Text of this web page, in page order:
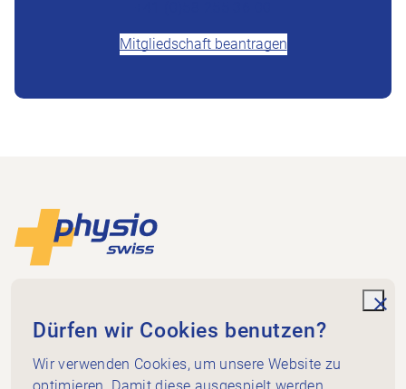
Mitgliedschaft beantragen
Footer
Dammweg 3
3013 Bern
+41 58 255 36 00
info@physioswiss.ch
Dürfen wir Cookies benutzen?
Wir verwenden Cookies, um unsere Website zu